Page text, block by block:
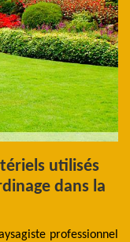
utilisés
dans la
professionnel